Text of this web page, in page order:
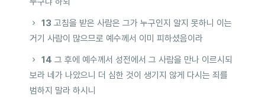
13고침을 받은 사람은 그가 누구인지 알지 못하니 이는
거기 사람이 많으므로 예수께서 이미 피하셨음이라
14 그 후에 예수께서 성전에서 그 사람을 만나 이르시되
보라 네가 나았으니 더 심한 것이 생기지 않게 다시는 죄를
범하지 말라 하시니